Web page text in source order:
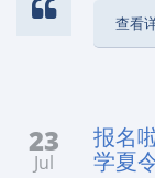
查看
23
Jul
报名
学夏